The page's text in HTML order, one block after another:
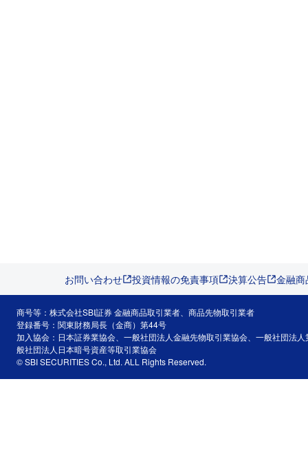
お問い合わせ 投資情報の免責事項 決算公告 金融
商号等：株式会社SBI証券 金融商品取引業者、商品先物取引業者
登録番号：関東財務局長（金商）第44号
加入協会：日本証券業協会、一般社団法人金融先物取引業協会、一般社団法
般社団法人日本暗号資産等取引業協会
© SBI SECURITIES Co., Ltd. ALL Rights Reserved.